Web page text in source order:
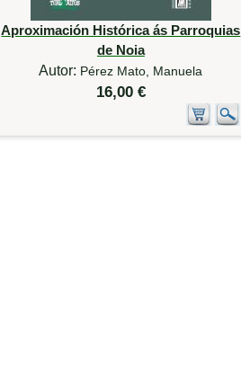
Aproximación Histórica ás Parroquias
de Noia
Autor: Pérez Mato, Manuela
16,00 €